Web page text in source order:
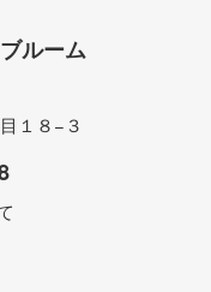
ルーム
１８−３